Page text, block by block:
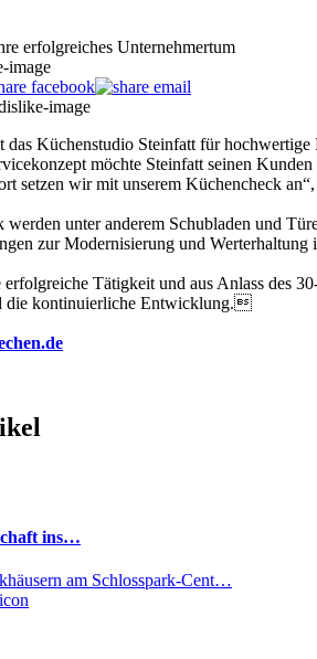
erfolgreiches Unternehmertum
das Küchenstudio Steinfatt für
möchte Steinfatt seinen
setzen wir mit unserem Küchencheck
werden unter anderem Schubladen und
zur Modernisierung und
Tätigkeit und aus Anlass des
die kontinuierliche Entwicklung.
ins…
am Schlosspark-Cent…